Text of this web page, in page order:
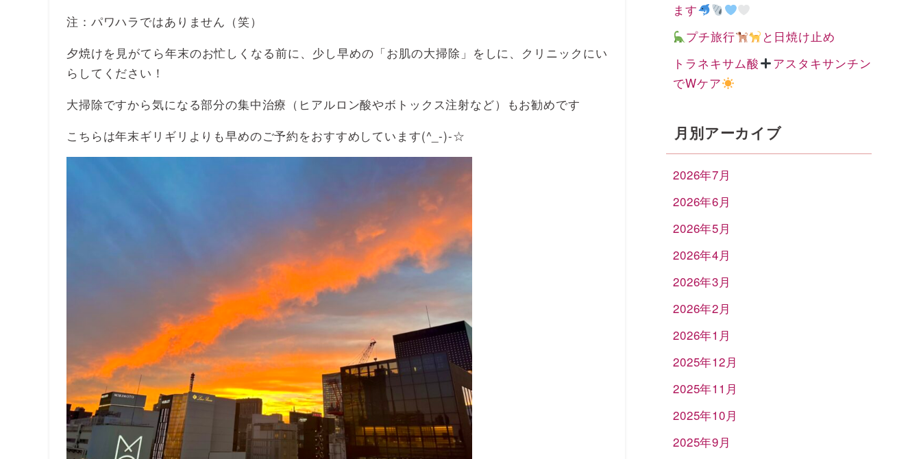
注：パワハラではありません（笑）
夕焼けを見がてら年末のお忙しくなる前に、少し早めの「お肌の大掃除」をしに、クリニックにい
らしてください！
大掃除ですから気になる部分の集中治療（ヒアルロン酸やボトックス注射など）もお勧めです
こちらは年末ギリギリよりも早めのご予約をおすすめしています(^_-)-☆
ます
プチ旅行
と日焼け止め
トラネキサム酸
アスタキサンチン
でWケア
月別アーカイブ
2026年7月
2026年6月
2026年5月
2026年4月
2026年3月
2026年2月
2026年1月
2025年12月
2025年11月
2025年10月
2025年9月